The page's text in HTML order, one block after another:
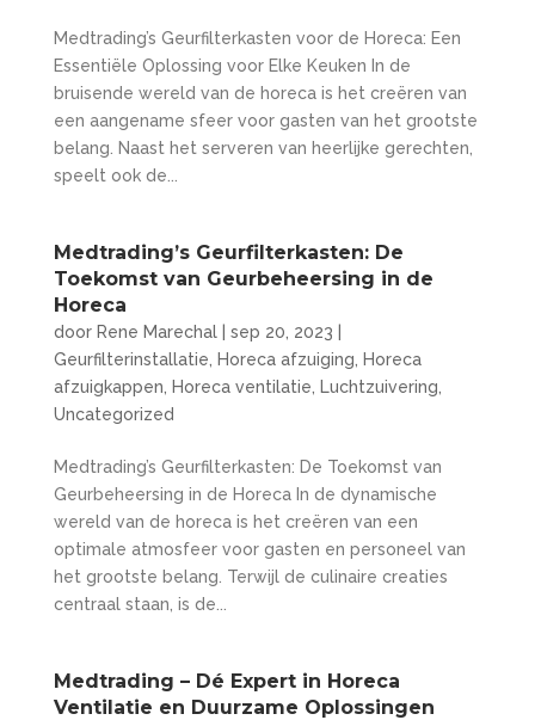
Medtrading’s Geurfilterkasten voor de Horeca: Een
Essentiële Oplossing voor Elke Keuken In de
bruisende wereld van de horeca is het creëren van
een aangename sfeer voor gasten van het grootste
belang. Naast het serveren van heerlijke gerechten,
speelt ook de...
Medtrading’s Geurfilterkasten: De
Toekomst van Geurbeheersing in de
Horeca
door Rene Marechal| sep 20, 2023
Geurfilterinstallatie
Horeca afzuiging
Horeca
afzuigkappen
Horeca ventilatie Luchtzuivering
Uncategorized
Medtrading’s Geurfilterkasten: De Toekomst van
Geurbeheersing in de Horeca In de dynamische
wereld van de horeca is het creëren van een
optimale atmosfeer voor gasten en personeel van
het grootste belang. Terwijl de culinaire creaties
centraal staan, is de...
Medtrading – Dé Expert in Horeca
Ventilatie en Duurzame Oplossingen